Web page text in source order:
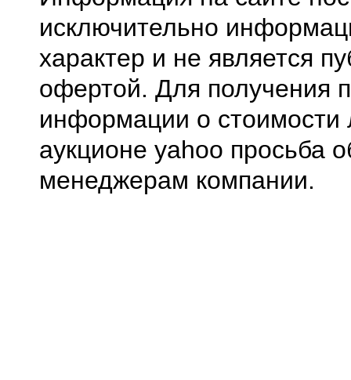
исключительно
характер и не является
офертой. Для получения
информации о стоимости
аукционе yahoo просьба
менеджерам компании.